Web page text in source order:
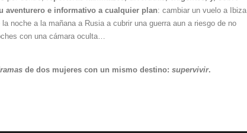
aventurero e informativo a cualquier plan: cambiar un vuelo a Ibiza
noche a la mañana a Rusia a cubrir una guerra aun a riesgo de no
con una cámara oculta…
de dos mujeres con un mismo destino: supervivir.